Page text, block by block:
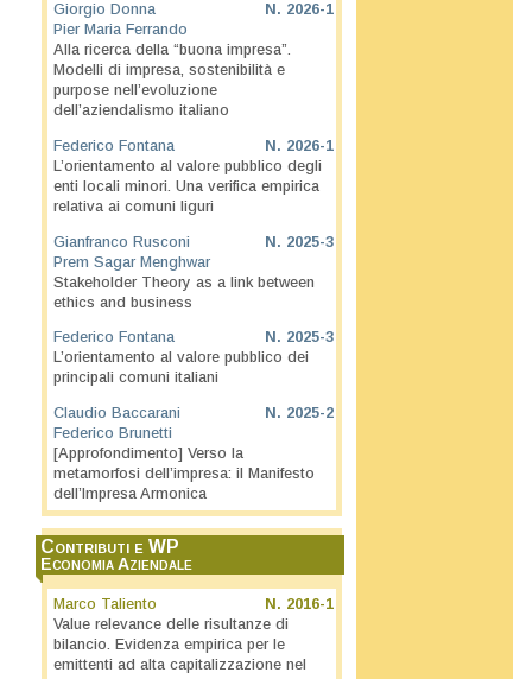
N. 2026-1
Giorgio Donna
Pier Maria Ferrando
Alla ricerca della “buona impresa”.
Modelli di impresa, sostenibilità e
purpose nell’evoluzione
dell’aziendalismo italiano
N. 2026-1
Federico Fontana
L’orientamento al valore pubblico degli
enti locali minori. Una verifica empirica
relativa ai comuni liguri
N. 2025-3
Gianfranco Rusconi
Prem Sagar Menghwar
Stakeholder Theory as a link between
ethics and business
N. 2025-3
Federico Fontana
L’orientamento al valore pubblico dei
principali comuni italiani
N. 2025-2
Claudio Baccarani
Federico Brunetti
[Approfondimento] Verso la
metamorfosi dell’impresa: il Manifesto
dell’Impresa Armonica
Contributi e WP
Economia Aziendale
N. 2016-1
Marco Taliento
Value relevance delle risultanze di
bilancio. Evidenza empirica per le
emittenti ad alta capitalizzazione nel